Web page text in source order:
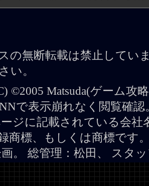
の無断転載は禁止してい
い。
©2005 Matsuda(ゲーム攻
で表示崩れなく閲覧確認
ジに記載されている会社
商標、もしくは商標です
。 総管理：松田、 スタ